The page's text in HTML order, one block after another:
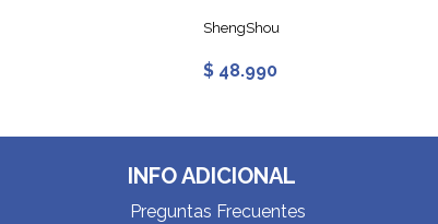
ShengShou
$ 48.990
INFO ADICIONAL
Preguntas Frecuentes